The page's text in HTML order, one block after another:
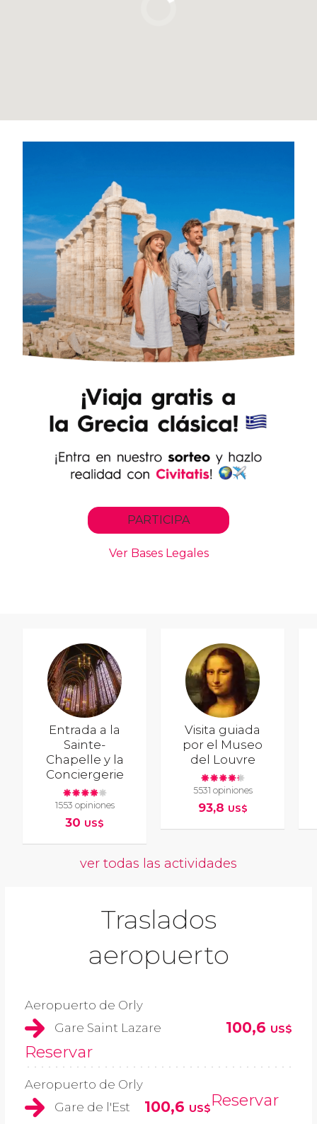
Entrada a la
Sainte-
Chapelle y la
Conciergerie
1553 opiniones
30 US$
Visita guiada
por el Museo
del Louvre
5531 opiniones
93,8 US$
ver todas las actividades
Traslados
aeropuerto
Aeropuerto de Orly
Gare Saint Lazare
100,6 US$
Reservar
Aeropuerto de Orly
Gare de l'Est
100,6 US$Reservar